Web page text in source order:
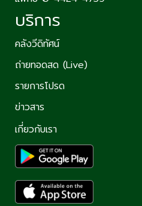
บริการ
คลังวีดิทัศน์
ถ่ายทอดสด (Live)
รายการโปรด
ข่าวสาร
เกี่ยวกับเรา